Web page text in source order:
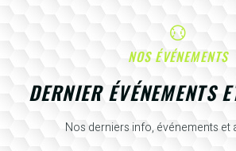
NOS ÉVÉNEMENTS
DERNIER ÉVÉNEMENTS
Nos derniers info, événements et